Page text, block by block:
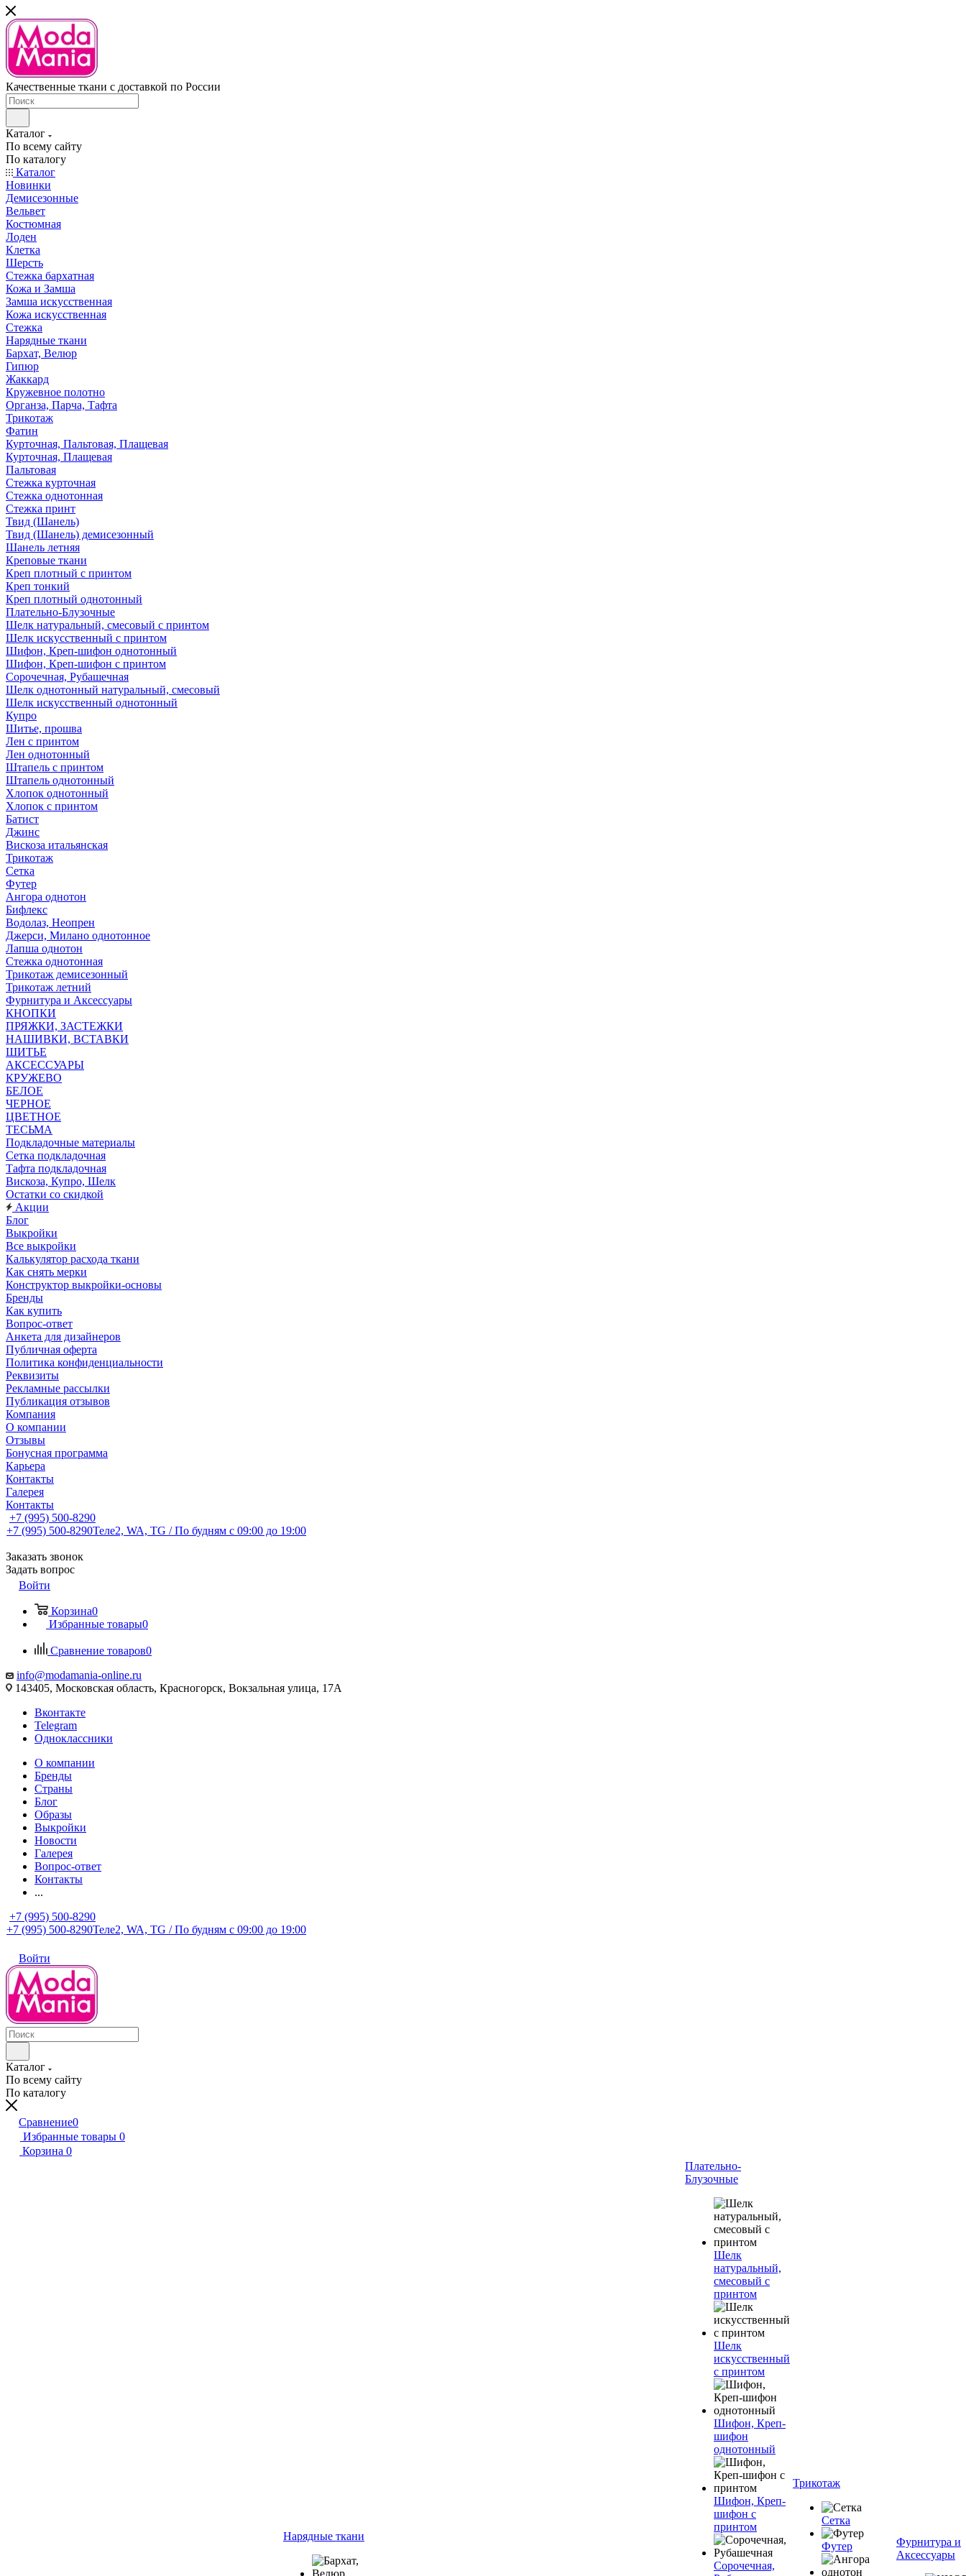
Качественные ткани с доставкой по России
Каталог
По всему сайту
По каталогу
Каталог
Новинки
Демисезонные
Вельвет
Костюмная
Лоден
Клетка
Шерсть
Стежка бархатная
Кожа и Замша
Замша искусственная
Кожа искусственная
Стежка
Нарядные ткани
Бархат, Велюр
Гипюр
Жаккард
Кружевное полотно
Органза, Парча, Тафта
Трикотаж
Фатин
Курточная, Пальтовая, Плащевая
Курточная, Плащевая
Пальтовая
Стежка курточная
Стежка однотонная
Стежка принт
Твид (Шанель)
Твид (Шанель) демисезонный
Шанель летняя
Креповые ткани
Креп плотный с принтом
Креп тонкий
Креп плотный однотонный
Плательно-Блузочные
Шелк натуральный, смесовый с принтом
Шелк искусственный с принтом
Шифон, Креп-шифон однотонный
Шифон, Креп-шифон с принтом
Сорочечная, Рубашечная
Шелк однотонный натуральный, смесовый
Шелк искусственный однотонный
Купро
Шитье, прошва
Лен с принтом
Лен однотонный
Штапель с принтом
Штапель однотонный
Хлопок однотонный
Хлопок с принтом
Батист
Джинс
Вискоза итальянская
Трикотаж
Сетка
Футер
Ангора однотон
Бифлекс
Водолаз, Неопрен
Джерси, Милано однотонное
Лапша однотон
Стежка однотонная
Трикотаж демисезонный
Трикотаж летний
Фурнитура и Аксессуары
КНОПКИ
ПРЯЖКИ, ЗАСТЕЖКИ
НАШИВКИ, ВСТАВКИ
ШИТЬЕ
АКСЕССУАРЫ
КРУЖЕВО
БЕЛОЕ
ЧЕРНОЕ
ЦВЕТНОЕ
ТЕСЬМА
Подкладочные материалы
Сетка подкладочная
Тафта подкладочная
Вискоза, Купро, Шелк
Остатки со скидкой
Акции
Блог
Выкройки
Все выкройки
Калькулятор расхода ткани
Как снять мерки
Конструктор выкройки-основы
Бренды
Как купить
Вопрос-ответ
Анкета для дизайнеров
Публичная оферта
Политика конфиденциальности
Реквизиты
Рекламные рассылки
Публикация отзывов
Компания
О компании
Отзывы
Бонусная программа
Карьера
Контакты
Галерея
Контакты
+7 (995) 500-8290
+7 (995) 500-8290Теле2, WA, TG / По будням c 09:00 до 19:00
Заказать звонок
Задать вопрос
Войти
Корзина0
Избранные товары0
Сравнение товаров0
info@modamania-online.ru
143405, Московская область, Красногорск, Вокзальная улица, 17А
Вконтакте
Telegram
Одноклассники
О компании
Бренды
Страны
Блог
Образы
Выкройки
Новости
Галерея
Вопрос-ответ
Контакты
...
+7 (995) 500-8290
+7 (995) 500-8290Теле2, WA, TG / По будням c 09:00 до 19:00
Войти
Каталог
По всему сайту
По каталогу
Сравнение0
Избранные товары 0
Корзина 0
Нарядные ткани
Плательно-
Блузочные
Шелк
натуральный,
смесовый с
принтом
Шелк
искусственный
с принтом
Шифон, Креп-
шифон
однотонный
Шифон, Креп-
шифон с
принтом
Сорочечная,
Трикотаж
Сетка
Футер
Фурнитура и
Аксессуары